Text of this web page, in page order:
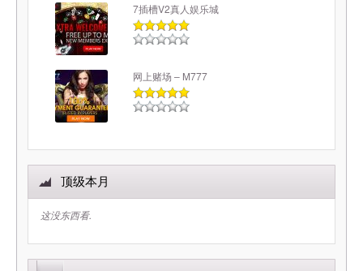
7插槽V2真人娱乐城
网上赌场 – M777
顶级本月
这没东西看.